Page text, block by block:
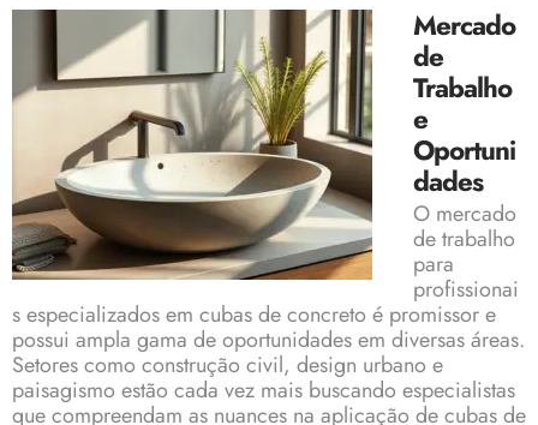
Mercado
de
Trabalho
e
Oportuni
dades
O mercado
de trabalho
para
profissionai
s especializados em cubas de concreto é promissor e
possui ampla gama de oportunidades em diversas áreas.
Setores como construção civil, design urbano e
paisagismo estão cada vez mais buscando especialistas
que compreendam as nuances na aplicação de cubas de